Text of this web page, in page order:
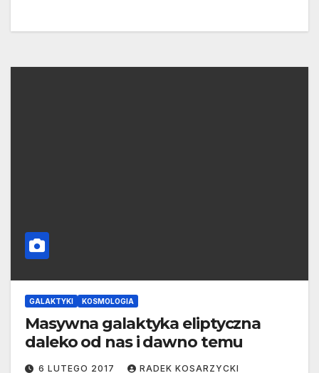
GALAKTYKI KOSMOLOGIA
Masywna galaktyka eliptyczna
daleko od nas i dawno temu
6 LUTEGO 2017 RADEK KOSARZYCKI